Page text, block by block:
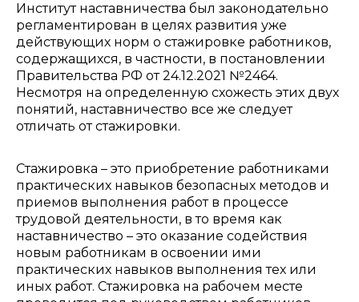
Институт наставничества был законодательно
регламентирован в целях развития уже
действующих норм о стажировке работников,
содержащихся, в частности, в постановлении
Правительства РФ от 24.12.2021 №2464.
Несмотря на определенную схожесть этих двух
понятий, наставничество все же следует
отличать от стажировки.
Стажировка – это приобретение работниками
практических навыков безопасных методов и
приемов выполнения работ в процессе
трудовой деятельности, в то время как
наставничество – это оказание содействия
новым работникам в освоении ими
практических навыков выполнения тех или
иных работ. Стажировка на рабочем месте